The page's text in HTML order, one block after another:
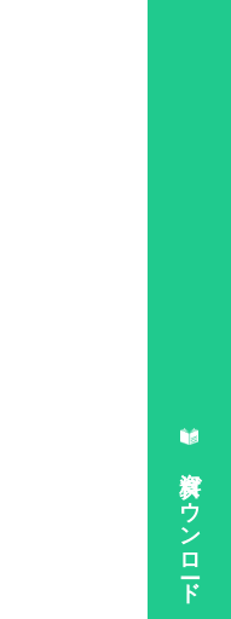
資料ダウンロード